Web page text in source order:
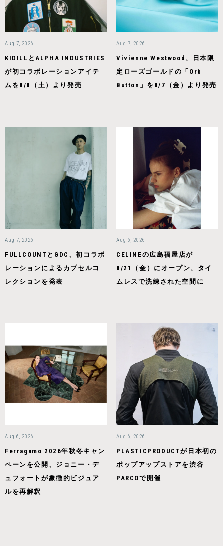
Aug 7, 2026
KIDILLとALPHA INDUSTRIES
が初コラボレーションアイテ
ムを8/8（土）より発売
Aug 7, 2026
Vivienne Westwood、日本限
定ローズゴールドの「Orb
Button」を8/7（金）より発売
Aug 7, 2026
FULLCOUNTとGDC、初コラボ
レーションによるカプセルコ
レクションを発表
Aug 6, 2026
CELINEの広島福屋店が
8/21（金）にオープン、タイ
ムレスで洗練された空間に
Aug 6, 2026
Ferragamo 2026年秋冬キャン
ペーンを公開、ジョニー・デ
ュフォートが象徴的ビジュア
ルを再解釈
Aug 6, 2026
PLASTICPRODUCTが日本初の
ポップアップストアを渋谷
PARCOで開催